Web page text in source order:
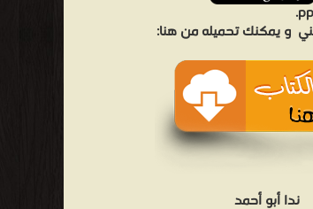
و يمكنك تحميله من هنا:
ندا أبو أحمد